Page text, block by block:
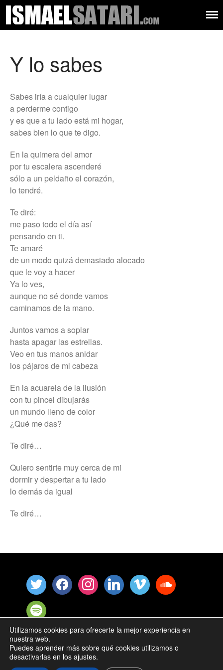
compositor –
Y lo sabes
Sabes iría a cualquier lugar
a perderme contigo
y es que a tu lado está mi hogar,
sabes bien lo que te digo.
En la quimera del amor
por tu escalera ascenderé
sólo a un peldaño el corazón,
lo tendré.
Te diré:
me paso todo el día así
pensando en ti.
Te amaré
de un modo quizá demasiado alocado
que le voy a hacer
Ya lo ves,
aunque no sé donde vamos
caminamos de la mano.
Juntos vamos a soplar
hasta apagar las estrellas.
Veo en tus manos anidar
los pájaros de mi cabeza
En la acuarela de la ilusión
con tu pincel dibujarás
un mundo lleno de color
¿Qué me das?
Te diré…
Quiero sentirte muy cerca de mi
dormir y despertar a tu lado
lo demás da igual
Te diré…
Ismael Satari © 2025 | Política de Cookies
Utilizamos cookies para ofrecerte la mejor experiencia en
nuestra web.
Puedes aprender más sobre qué cookies utilizamos o
desactivarlas en los ajustes.